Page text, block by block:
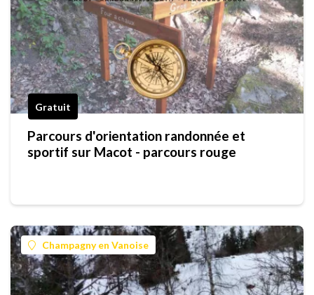
Gratuit
Parcours d'orientation randonnée et
sportif sur Macot - parcours rouge
Champagny en Vanoise